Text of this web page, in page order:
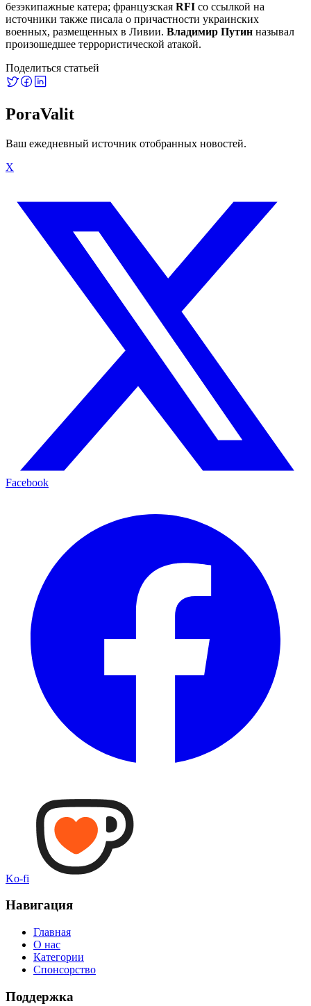
безэкипажные катера; французская RFI со ссылкой на
источники также писала о причастности украинских
военных, размещенных в Ливии. Владимир Путин называл
произошедшее террористической атакой.
Поделиться статьей
PoraValit
Ваш ежедневный источник отобранных новостей.
X
Facebook
Ko-fi
Навигация
Главная
О нас
Категории
Спонсорство
Поддержка